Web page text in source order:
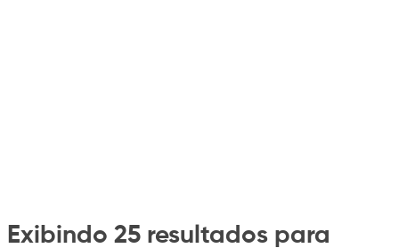
Exibindo 25 resultados para